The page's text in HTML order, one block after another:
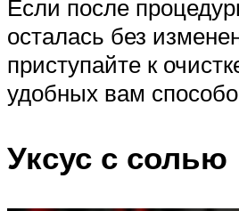
Если после
осталась без
приступайте к
удобных вам
Уксус с солью